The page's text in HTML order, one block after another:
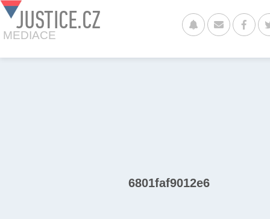
JUSTICE.CZ
MEDIACE
6801faf9012e6